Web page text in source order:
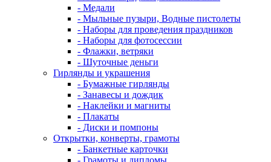
- Медали
- Мыльные пузыри, Водные пистолеты
- Наборы для проведения праздников
- Наборы для фотосессии
- Флажки, ветряки
- Шуточные деньги
Гирлянды и украшения
- Бумажные гирлянды
- Занавесы и дождик
- Наклейки и магниты
- Плакаты
- Диски и помпоны
Открытки, конверты, грамоты
- Банкетные карточки
- Грамоты и дипломы